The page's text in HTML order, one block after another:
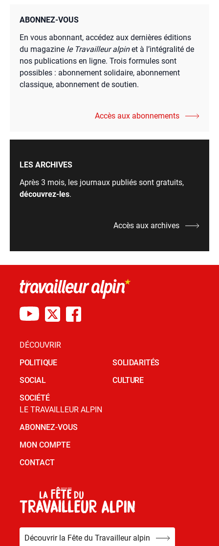
ABONNEZ-VOUS
En vous abonnant, accédez aux dernières éditions
du magazine le Travailleur alpinet à l’intégralité de
nos publications en ligne. Trois formules sont
possibles : abonnement solidaire, abonnement
classique, abonnement de soutien.
Accès aux abonnements
LES ARCHIVES
Après 3 mois, les journaux publiés sont gratuits,
découvrez-les.
Accès aux archives
DÉCOUVRIR
POLITIQUE
SOCIAL
SOCIÉTÉ
SOLIDARITÉS
CULTURE
LE TRAVAILLEUR ALPIN
ABONNEZ-VOUS
MON COMPTE
CONTACT
Découvrir la Fête du Travailleur alpin